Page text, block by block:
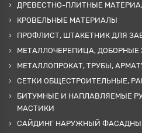
ДРЕВЕСТНО-ПЛИТНЫЕ
КРОВЕЛЬНЫЕ МАТЕРИАЛЫ
ПРОФЛИСТ, ШТАКЕТНИК ДЛЯ
МЕТАЛЛОЧЕРЕПИЦА, ДОБОРНЫЕ
МЕТАЛЛОПРОКАТ, ТРУБЫ,
СЕТКИ ОБЩЕСТРОИТЕЛЬНЫЕ,
БИТУМНЫЕ И НАПЛАВЛЯЕМЫЕ
МАСТИКИ
САЙДИНГ НАРУЖНЫЙ